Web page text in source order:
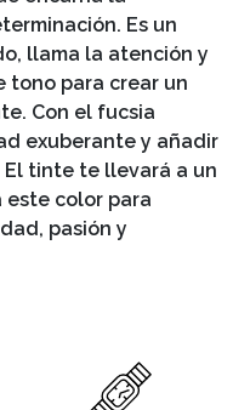
Es un
llama la atención y
tono para crear un
Con el fucsia
exuberante y añadir
tinte te llevará a un
este color para
pasión y